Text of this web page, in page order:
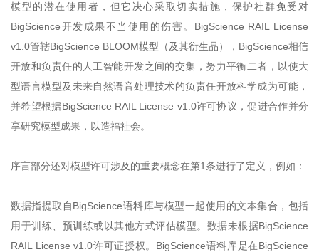
模型的潜在使用者，但它决心采取切实措施，保护社群免受对
BigScience开发成果不当使用的伤害。BigScience RAIL License
v1.0管辖BigScience BLOOM模型（及其衍生品），BigScience相信
开放和负责任的人工智能开发之间的交集，努力平衡二者，以使大
型语言模型及未来自然语音处理技术的负责任开放科学成为可能，
并希望根据BigScience RAIL License v1.0许可协议，促进合作并分
享研究模型成果，以造福社会。
序言部分还对模型许可涉及的重要概念在第1条进行了定义，例如：
数据指提取自BigScience语料库与模型一起使用的文本集合，包括
用于训练、预训练或以其他方式评估模型。数据未根据BigScience
RAIL License v1.0许可证授权。BigScience语料库是在BigScience